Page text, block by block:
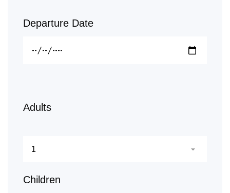
Departure Date
Adults
Children